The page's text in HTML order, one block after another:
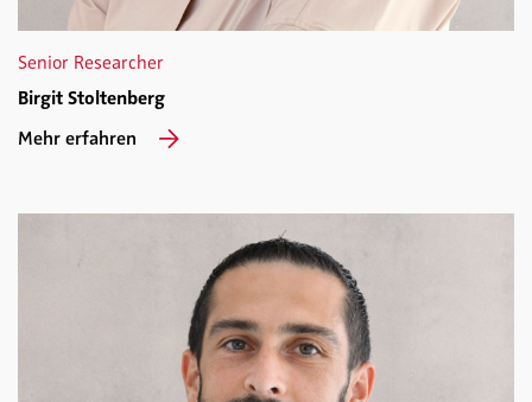
Senior Researcher
Birgit Stoltenberg
Mehr erfahren